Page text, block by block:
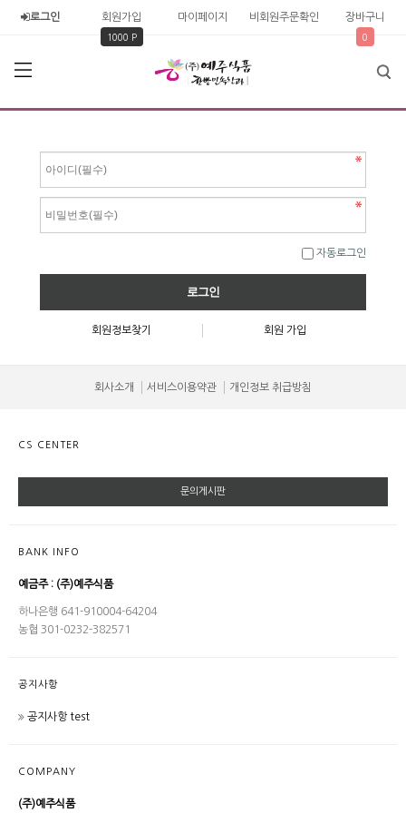
로그인 회원가입
1000 P
마이페이지 비회원주문확인 장바구니
0
자동로그인
회원정보찾기 회원 가입
회사소개 서비스이용약관 개인정보 취급방침
CS CENTER
문의게시판
BANK INFO
예금주 : (주)예주식품
하나은행 641-910004-64204
농협 301-0232-382571
공지사항
공지사항 test
COMPANY
(주)예주식품